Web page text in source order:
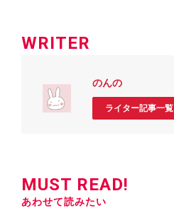
WRITER
のんの
ライター記事一覧
MUST READ!
あわせて読みたい